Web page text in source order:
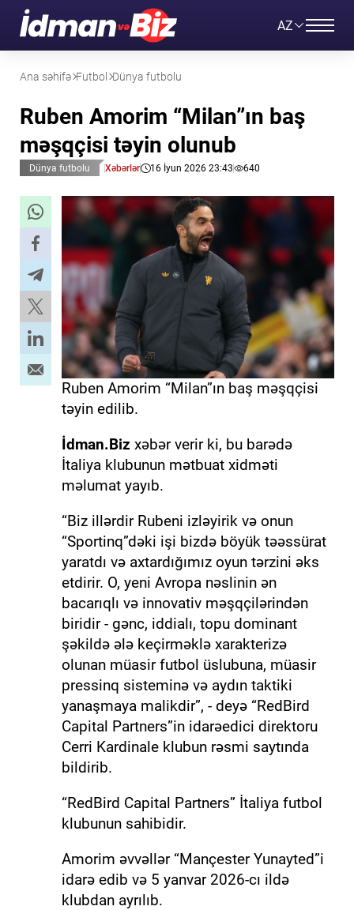
AZ
Ana səhifə Futbol Dünya futbolu
Ruben Amorim “Milan”ın baş
məşqçisi təyin olunub
Dünya futbolu Xəbərlər 16 İyun 2026 23:43 640
Ruben Amorim “Milan”ın baş məşqçisi
təyin edilib.
İdman.Biz xəbər verir ki, bu barədə
İtaliya klubunun mətbuat xidməti
məlumat yayıb.
“Biz illərdir Rubeni izləyirik və onun
“Sportinq”dəki işi bizdə böyük təəssürat
yaratdı və axtardığımız oyun tərzini əks
etdirir. O, yeni Avropa nəslinin ən
bacarıqlı və innovativ məşqçilərindən
biridir - gənc, iddialı, topu dominant
şəkildə ələ keçirməklə xarakterizə
olunan müasir futbol üslubuna, müasir
pressinq sisteminə və aydın taktiki
yanaşmaya malikdir”, - deyə “RedBird
Capital Partners”in idarəedici direktoru
Cerri Kardinale klubun rəsmi saytında
bildirib.
“RedBird Capital Partners” İtaliya futbol
klubunun sahibidir.
Amorim əvvəllər “Mançester Yunayted”i
idarə edib və 5 yanvar 2026-cı ildə
klubdan ayrılıb.